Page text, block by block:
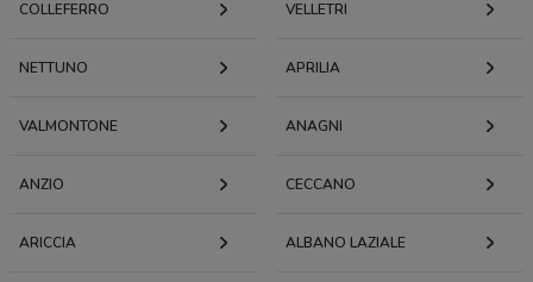
COLLEFERRO VELLETRI
NETTUNO APRILIA
VALMONTONE ANAGNI
ANZIO CECCANO
ARICCIA ALBANO LAZIALE